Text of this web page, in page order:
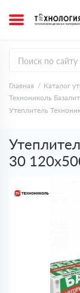
Главная Каталог
Технониколь
Утеплитель
30